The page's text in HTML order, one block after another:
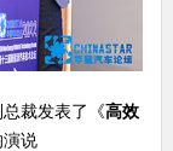
裁发表了《高效
演说